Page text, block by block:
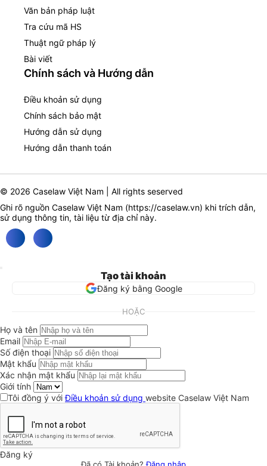
Văn bản pháp luật
Tra cứu mã HS
Thuật ngữ pháp lý
Bài viết
Chính sách và Hướng dẫn
Điều khoản sử dụng
Chính sách bảo mật
Hướng dẫn sử dụng
Hướng dẫn thanh toán
© 2026 Caselaw Việt Nam | All rights seserved
Ghi rõ nguồn Caselaw Việt Nam (https://caselaw.vn) khi trích dẫn,
sử dụng thông tin, tài liệu từ địa chỉ này.
Tạo tài khoản
Đăng ký bằng Google
HOẶC
Họ và tên
Email
Số điện thoại
Mật khẩu
Xác nhận mật khẩu
Giới tính
Tôi đồng ý vớiĐiều khoản sử dụng website Caselaw Việt Nam
Đăng ký